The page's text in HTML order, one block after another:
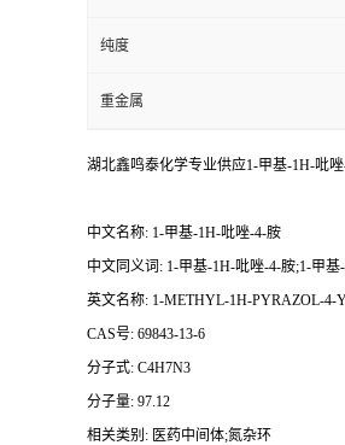
纯度
重金属
湖北鑫鸣泰化学专业供应1-甲基-1H-吡
中文名称: 1-甲基-1H-吡唑-4-胺
中文同义词: 1-甲基-1H-吡唑-4-胺;1-甲
英文名称: 1-METHYL-1H-PYRAZOL-4-
CAS号: 69843-13-6
分子式: C4H7N3
分子量: 97.12
相关类别: 医药中间体;氮杂环